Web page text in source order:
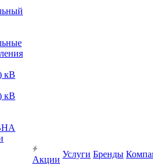
кВ
Акции
Услуги Бренды